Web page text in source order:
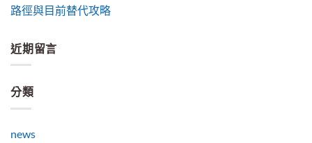
路徑與目前替代攻略
近期留言
分類
news